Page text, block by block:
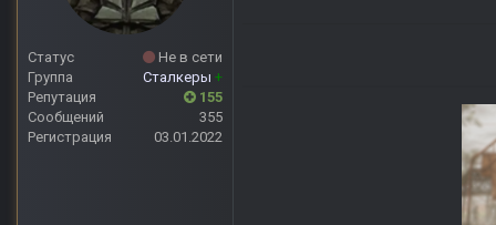
Статус
Не в сети
Группа
Сталкеры +
Репутация
155
Сообщений
355
Регистрация
03.01.2022